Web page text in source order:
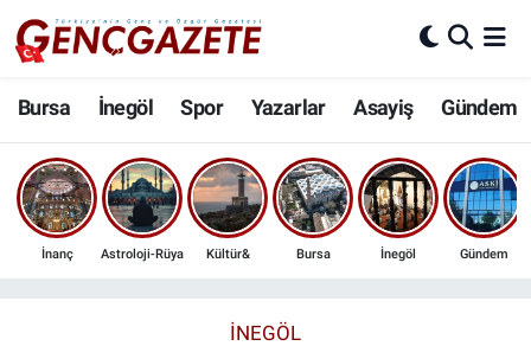
Bursa İnegöl Spor Yazarlar Asayiş Gündem
İnanç Astroloji-Rüya Kültür& Bursa İnegöl Gündem
İNEGÖL
Bursa
İnegöl
3.SAYFA
Nöbetçi Eczaneler
Hava Durumu
Trafik Durumu